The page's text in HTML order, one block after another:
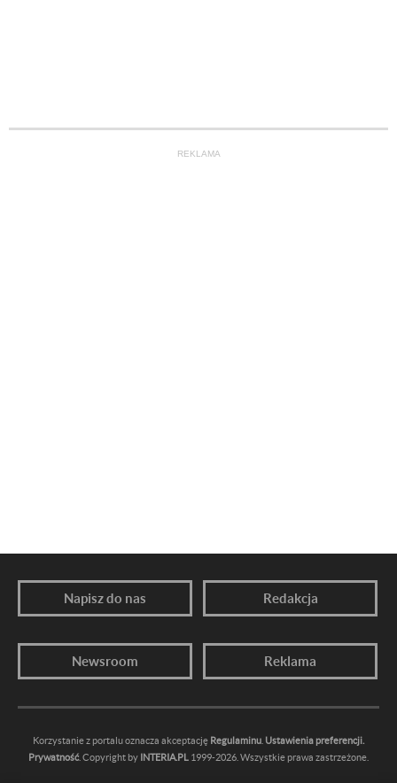
REKLAMA
Napisz do nas Redakcja
Newsroom Reklama
Korzystanie z portalu oznacza akceptację Regulaminu Ustawienia preferencji.
Prywatność. Copyright by INTERIA.PL 1999-2026. Wszystkie prawa zastrzeżone.